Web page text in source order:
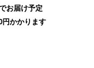
お届け予定
円かかります